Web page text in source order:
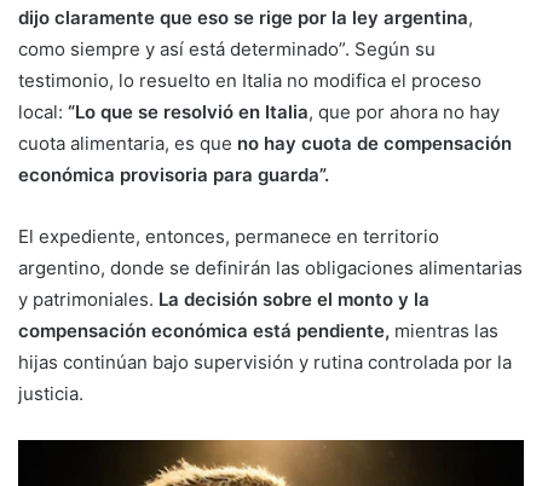
dijo claramente que eso se rige por la ley argentina,
como siempre y así está determinado”. Según su
testimonio, lo resuelto en Italia no modifica el proceso
local: “Lo que se resolvió en Italia, que por ahora no hay
cuota alimentaria, es que no hay cuota de compensación
económica provisoria para guarda”.
El expediente, entonces, permanece en territorio
argentino, donde se definirán las obligaciones alimentarias
y patrimoniales. La decisión sobre el monto y la
compensación económica está pendiente, mientras las
hijas continúan bajo supervisión y rutina controlada por la
justicia.